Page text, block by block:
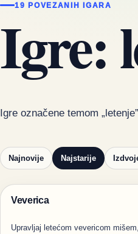
19 POVEZANIH IGARA
Igre:
Igre označene temom
Najnovije Najstarije
Životinje
Veverica
Upravljaj letećom vevericom mišem,